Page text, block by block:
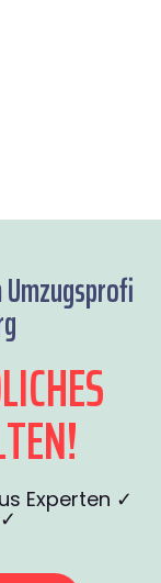
Experten ✓